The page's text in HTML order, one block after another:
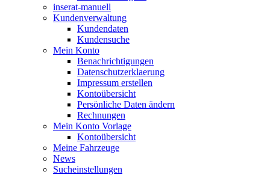
inserat-manuell
Kundenverwaltung
Kundendaten
Kundensuche
Mein Konto
Benachrichtigungen
Datenschutzerklaerung
Impressum erstellen
Kontoübersicht
Persönliche Daten ändern
Rechnungen
Mein Konto Vorlage
Kontoübersicht
Meine Fahrzeuge
News
Sucheinstellungen